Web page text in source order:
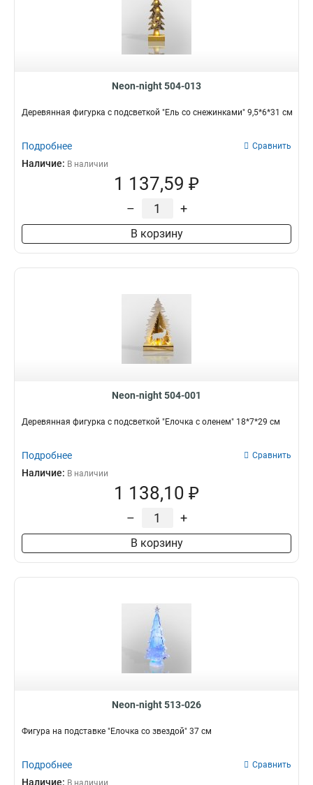
Neon-night 504-013
Деревянная фигурка с подсветкой "Ель со снежинками" 9,5*6*31 см
Подробнее Сравнить
Наличие: В наличии
1 137,59 ₽
– +
В корзину
Neon-night 504-001
Деревянная фигурка с подсветкой "Елочка с оленем" 18*7*29 см
Подробнее Сравнить
Наличие: В наличии
1 138,10 ₽
– +
В корзину
Neon-night 513-026
Фигура на подставке "Елочка со звездой" 37 см
Подробнее Сравнить
Наличие: В наличии